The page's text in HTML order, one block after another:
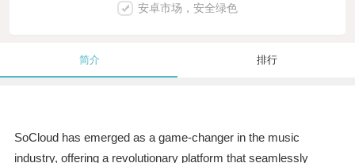
安卓市场，安全绿色
简介 排行
SoCloud has emerged as a game-changer in the music
industry, offering a revolutionary platform that seamlessly